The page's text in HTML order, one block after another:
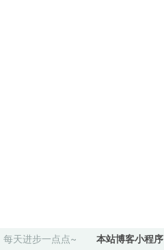
每天进步一点点~ 本站博客小程序